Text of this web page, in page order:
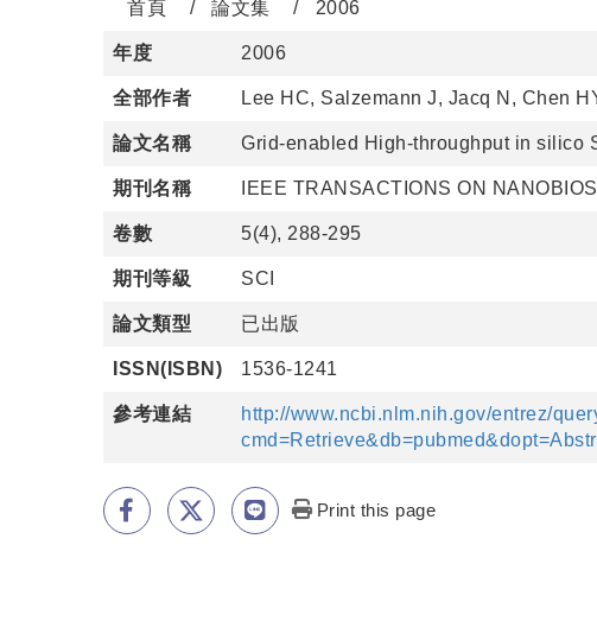
首頁 論文集 2006
年度 2006
全部作者 Lee HC, Salzemann J, Jacq N, Chen
論文名稱 Grid-enabled High-throughput in silico
期刊名稱 IEEE TRANSACTIONS ON
卷數 5(4), 288-295
期刊等級 SCI
論文類型 已出版
ISSN(ISBN) 1536-1241
參考連結
http://www.ncbi.nlm.nih.gov/entrez/
Print this page